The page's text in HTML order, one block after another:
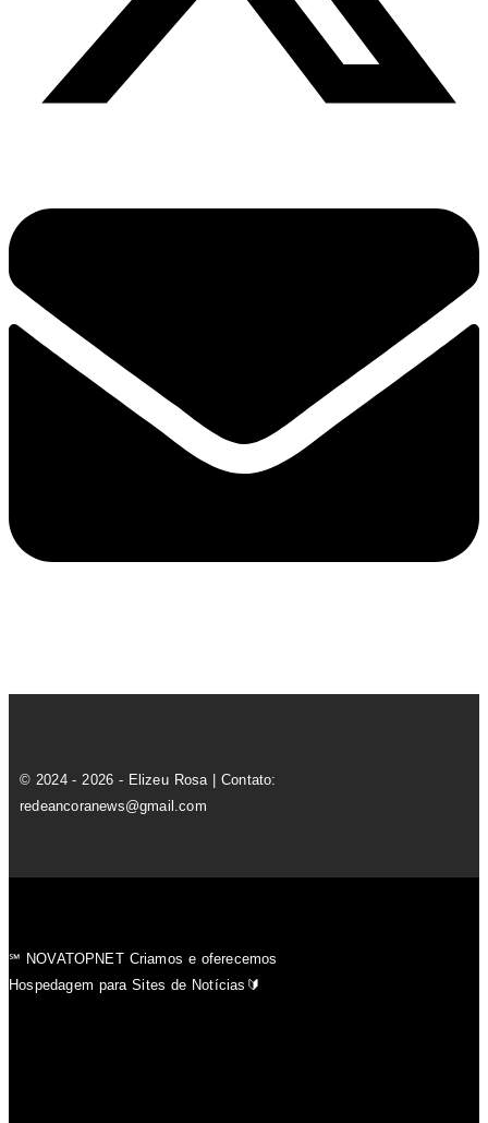
© 2024 - 2026 - Elizeu Rosa | Contato:
redeancoranews@gmail.com
℠ NOVATOPNET Criamos e oferecemos
Hospedagem para Sites de Notícias🔰